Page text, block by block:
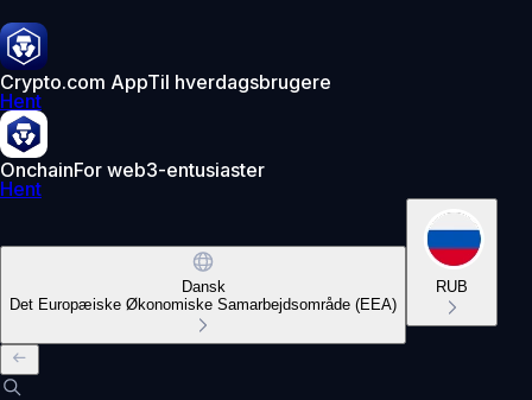
Crypto.com AppTil hverdagsbrugere
Hent
OnchainFor web3-entusiaster
Hent
Dansk
Det Europæiske Økonomiske Samarbejdsområde (EEA)
RUB